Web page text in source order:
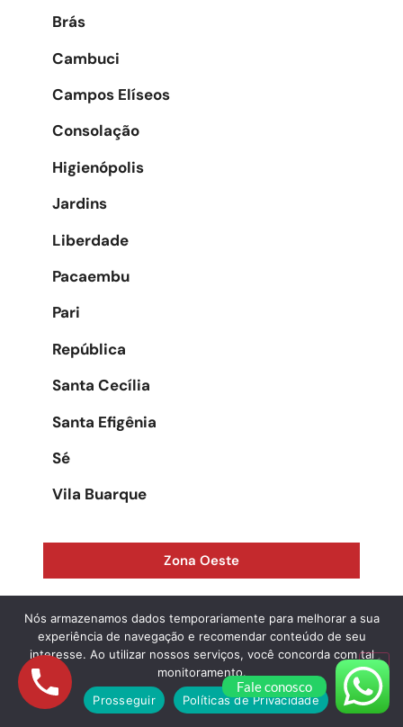
Brás
Cambuci
Campos Elíseos
Consolação
Higienópolis
Jardins
Liberdade
Pacaembu
Pari
República
Santa Cecília
Santa Efigênia
Sé
Vila Buarque
Zona Oeste
Água Branca
Alphaville
Alto da Lapa
Fale conosco
Nós armazenamos dados temporariamente para melhorar a sua
experiência de navegação e recomendar conteúdo de seu
interesse. Ao utilizar nossos serviços, você concorda com tal
monitoramento.
Prosseguir
Políticas de Privacidade